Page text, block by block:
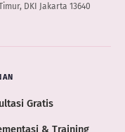
DKI Jakarta 13640
Gratis
& Training